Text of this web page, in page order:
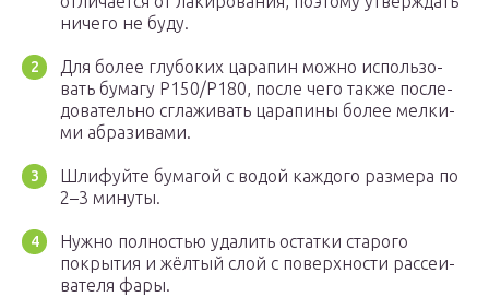
ниче­го не буду.
Для более глу­бо­ких цара­пин мож­но исполь­зо­
вать бума­гу P150/P180, после чего так­же после­
до­ва­тель­но сгла­жи­вать цара­пи­ны более мел­ки­
ми абра­зи­ва­ми.
Шли­фуй­те бума­гой с водой каж­до­го раз­ме­ра по
2–3 мину­ты.
Нуж­но пол­но­стью уда­лить остат­ки ста­ро­го
покры­тия и жёл­тый слой с поверх­но­сти рас­се­и­
ва­те­ля фары.